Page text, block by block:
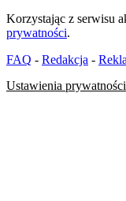
Korzystając z serwisu
prywatności.
FAQ - Redakcja -
Ustawienia prywatności